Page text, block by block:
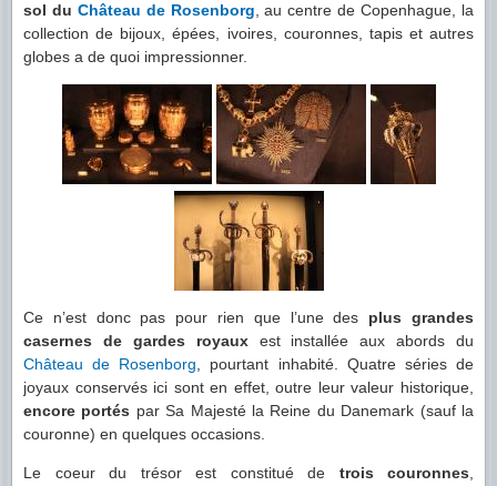
sol du Château de Rosenborg , au centre de Copenhague, la
collection de bijoux, épées, ivoires, couronnes, tapis et autres
globes a de quoi impressionner.
Ce n’est donc pas pour rien que l’une des plus grandes
casernes de gardes royauxest installée aux abords du
Château de Rosenborg , pourtant inhabité. Quatre séries de
joyaux conservés ici sont en effet, outre leur valeur historique,
encore portés par Sa Majesté la Reine du Danemark (sauf la
couronne) en quelques occasions.
Le coeur du trésor est constitué de trois couronnes